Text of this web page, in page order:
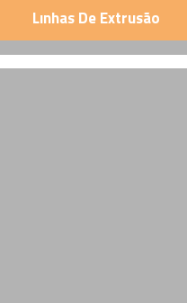
Lınhas De Extrusão